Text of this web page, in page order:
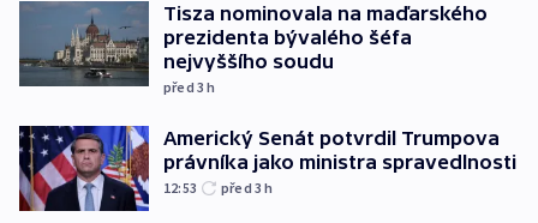
Tisza nominovala na maďarského
prezidenta bývalého šéfa
nejvyššího soudu
před 3h
Americký Senát potvrdil Trumpova
právníka jako ministra spravedlnosti
12:53 před 3h